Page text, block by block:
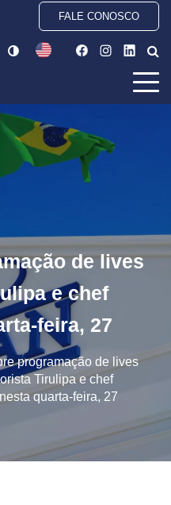
FALE CONOSCO
de lives
e chef
feira, 27
programação de lives
Tirulipa e chef
quarta-feira, 27